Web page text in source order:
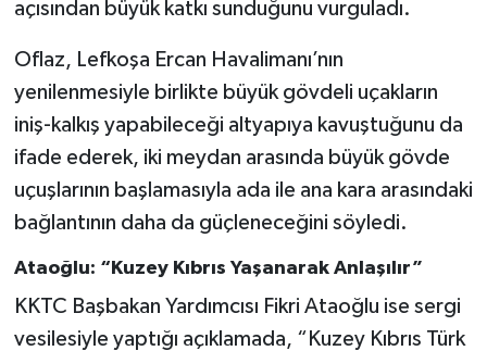
açısından büyük katkı sunduğunu vurguladı.
Oflaz, Lefkoşa Ercan Havalimanı’nın
yenilenmesiyle birlikte büyük gövdeli uçakların
iniş-kalkış yapabileceği altyapıya kavuştuğunu da
ifade ederek, iki meydan arasında büyük gövde
uçuşlarının başlamasıyla ada ile ana kara arasındaki
bağlantının daha da güçleneceğini söyledi.
Ataoğlu: “Kuzey Kıbrıs Yaşanarak Anlaşılır”
KKTC Başbakan Yardımcısı Fikri Ataoğlu ise sergi
vesilesiyle yaptığı açıklamada, “Kuzey Kıbrıs Türk